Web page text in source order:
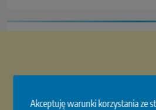
Akceptuję warunki korzystania ze